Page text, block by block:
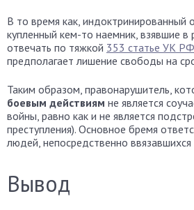
В то время как, индоктринированный
купленный кем-то наемник, взявшие в
отвечать по тяжкой 353 статье УК РФ
предполагает лишение свободы на
Таким образом, правонарушитель,
боевым действиям не является
войны, равно как и не является
преступления). Основное бремя
людей, непосредственно ввязавшихся
Вывод